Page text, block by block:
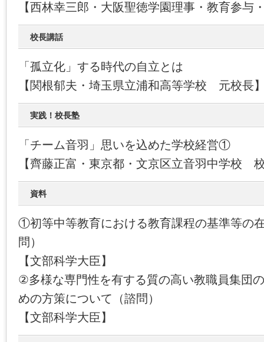
【西林幸三郎・大阪聖徳学園理事・教育参与
校長講話
「孤立化」する時代の自立とは
【関根郁夫・埼玉県立浦和高等学校 元校長
実践！校長塾
「チーム音羽」思いを込めた学校経営①
【齊藤正富・東京都・文京区立音羽中学校
資料
①初等中等教育における教育課程の基準等の
問）
【文部科学大臣】
②多様な専門性を有する質の高い教職員集団
めの方策について（諮問）
【文部科学大臣】